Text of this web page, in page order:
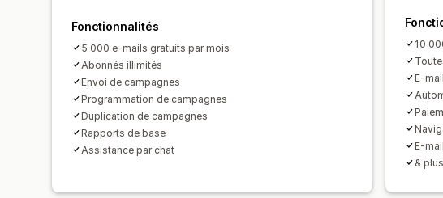
Fonctionnalités
5 000 e-mails gratuits par mois
Abonnés illimités
Envoi de campagnes
Programmation de campagnes
Duplication de campagnes
Rapports de base
Assistance par chat
10
E-
E-
& plus